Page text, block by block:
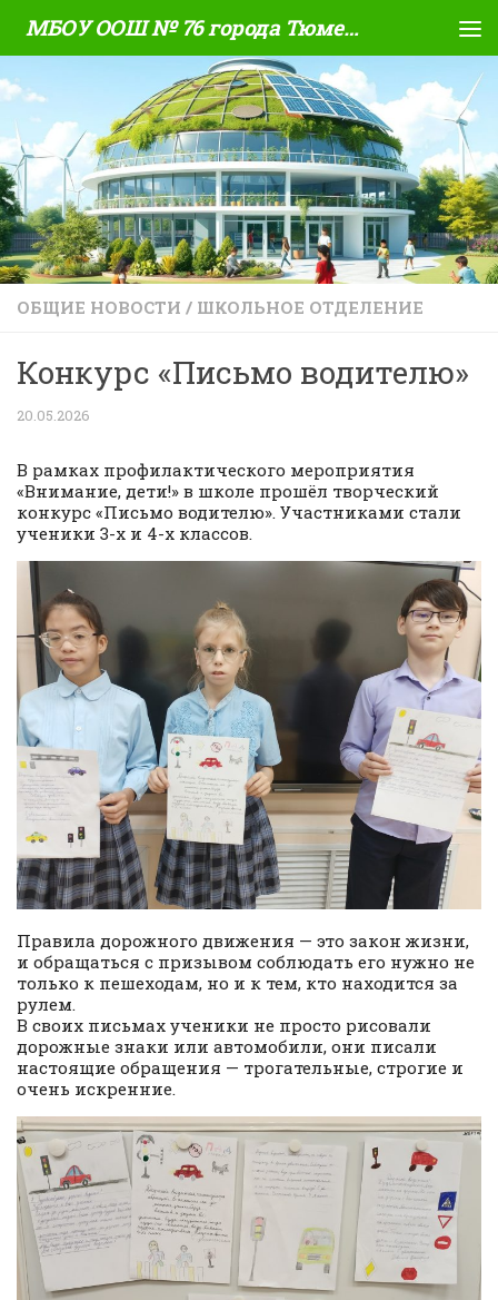
Skip to content МБОУ ООШ № 76 города Тюмени
ОБЩИЕ НОВОСТИ / ШКОЛЬНОЕ ОТДЕЛЕНИЕ
Конкурс «Письмо водителю»
20.05.2026
В рамках профилактического мероприятия
«Внимание, дети!» в школе прошёл творческий
конкурс «Письмо водителю». Участниками стали
ученики 3-х и 4-х классов.
Правила дорожного движения — это закон жизни,
и обращаться с призывом соблюдать его нужно не
только к пешеходам, но и к тем, кто находится за
рулем.
В своих письмах ученики не просто рисовали
дорожные знаки или автомобили, они писали
настоящие обращения — трогательные, строгие и
очень искренние.